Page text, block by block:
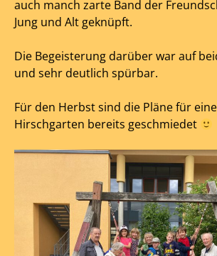
auch manch zarte Band der
Jung und Alt geknüpft.
Die Begeisterung darüber war auf
und sehr deutlich spürbar.
Für den Herbst sind die Pläne für
Hirschgarten bereits geschmiedet